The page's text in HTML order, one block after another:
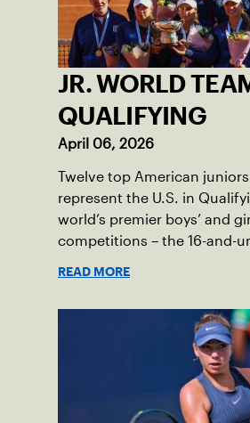
JR. WORLD
QUALIFYING
April 06, 2026
Twelve top American juniors
represent the U.S. in
world’s premier boys’ and
competitions – the 16-and-
READ MORE